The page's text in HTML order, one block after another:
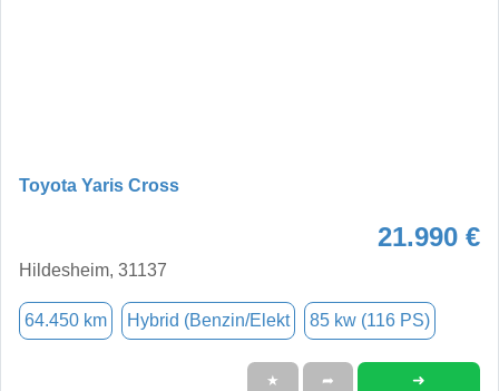
Toyota Yaris Cross
21.990 €
Hildesheim, 31137
64.450 km Hybrid (Benzin/Elekt 85 kw (116 PS)
★ ➦ ➜